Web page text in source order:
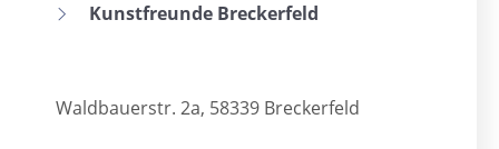
Kunstfreunde Breckerfeld
Waldbauerstr. 2a, 58339 Breckerfeld